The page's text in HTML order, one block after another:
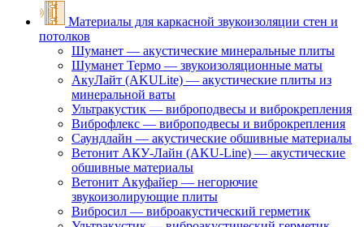
Материалы для каркасной звукоизоляции стен и
потолков
Шуманет — акустические минеральные плиты
Шуманет Термо — звукоизоляционные маты
АкуЛайт (AKULite) — акустические плиты из
минеральной ваты
Ультракустик — виброподвесы и виброкрепления
Виброфлекс — виброподвесы и виброкрепления
Саундлайн — акустические обшивные материалы
Ветонит АКУ-Лайн (AKU-Line) — акустические
обшивные материалы
Ветонит Акуфайер — негорючие
звукоизолирующие плиты
Вибросил — виброакустический герметик